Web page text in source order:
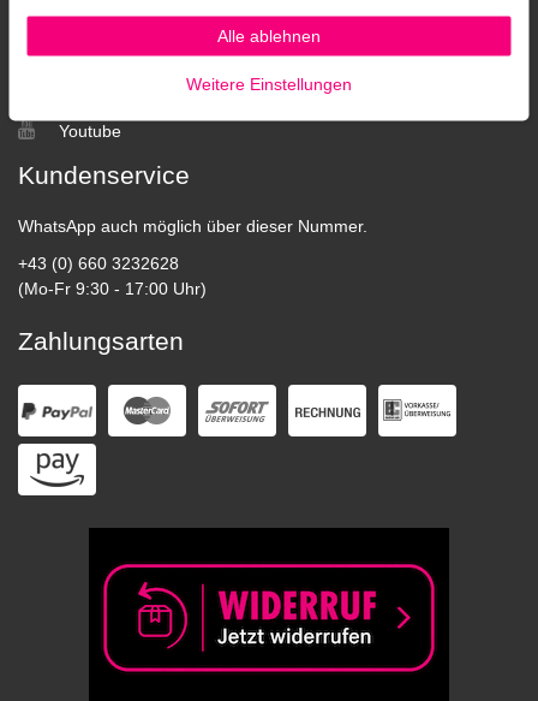
Social Media
Youtube
Kundenservice
WhatsApp auch möglich über dieser Nummer.
+43 (0) 660 3232628
(Mo-Fr 9:30 - 17:00 Uhr)
Zahlungsarten
Alle ablehnen
Weitere Einstellungen